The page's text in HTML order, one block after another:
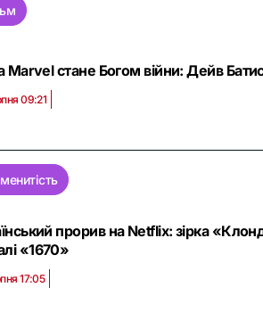
Marvel стане Богом війни: Дейв
09:21
прорив на Netflix: зірка
«1670»
17:05